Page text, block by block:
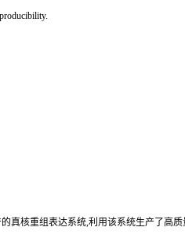
真核重组表达系统,利用该系统生产了高